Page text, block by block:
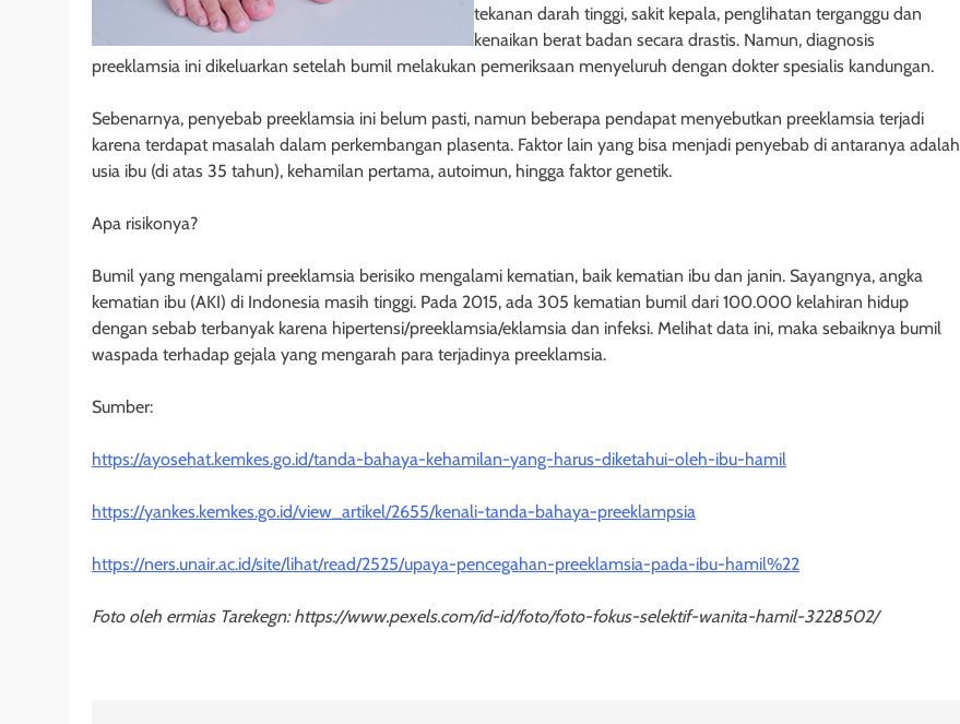
tekanan darah tinggi, sakit kepala, penglihatan terganggu dan
kenaikan berat badan secara drastis. Namun, diagnosis
preeklamsia ini dikeluarkan setelah bumil melakukan pemeriksaan menyeluruh dengan dokter spesialis kandungan.
Sebenarnya, penyebab preeklamsia ini belum pasti, namun beberapa pendapat menyebutkan preeklamsia terjadi
karena terdapat masalah dalam perkembangan plasenta. Faktor lain yang bisa menjadi penyebab di antaranya adalah
usia ibu (di atas 35 tahun), kehamilan pertama, autoimun, hingga faktor genetik.
Apa risikonya?
Bumil yang mengalami preeklamsia berisiko mengalami kematian, baik kematian ibu dan janin. Sayangnya, angka
kematian ibu (AKI) di Indonesia masih tinggi. Pada 2015, ada 305 kematian bumil dari 100.000 kelahiran hidup
dengan sebab terbanyak karena hipertensi/preeklamsia/eklamsia dan infeksi. Melihat data ini, maka sebaiknya bumil
waspada terhadap gejala yang mengarah para terjadinya preeklamsia.
Sumber:
https://ayosehat.kemkes.go.id/tanda-bahaya-kehamilan-yang-harus-diketahui-oleh-ibu-hamil
https://yankes.kemkes.go.id/view_artikel/2655/kenali-tanda-bahaya-preeklampsia
https://ners.unair.ac.id/site/lihat/read/2525/upaya-pencegahan-preeklamsia-pada-ibu-hamil%22
Foto oleh ermias Tarekegn: https://www.pexels.com/id-id/foto/foto-fokus-selektif-wanita-hamil-3228502/